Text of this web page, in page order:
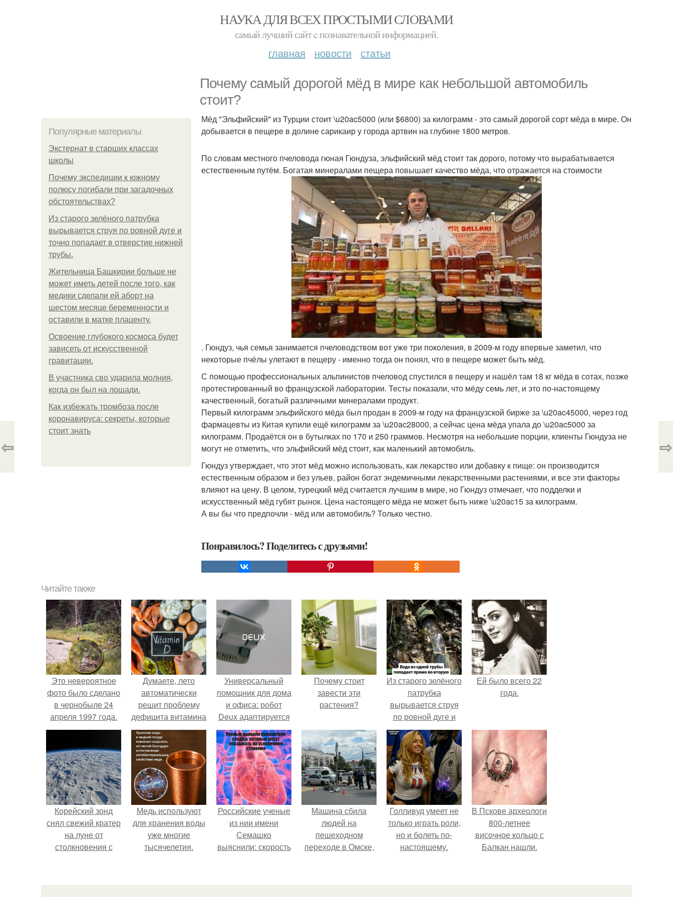
НАУКА ДЛЯ ВСЕХ ПРОСТЫМИ СЛОВАМИ
самый лучший сайт c познавательной информацией.
главная новости статьи
Почему самый дорогой мёд в мире как небольшой автомобиль
стоит?
Популярные материалы
Экстернат в старших классах
школы
Почему экспедиции к южному
полюсу погибали при загадочных
обстоятельствах?
Из старого зелёного патрубка
вырывается струя по ровной дуге и
точно попадает в отверстие нижней
трубы.
Жительница Башкирии больше не
может иметь детей после того, как
медики сделали ей аборт на
шестом месяце беременности и
оставили в матке плаценту.
Освоение глубокого космоса будет
зависеть от искусственной
гравитации.
В участника сво ударила молния,
когда он был на лошади.
Как избежать тромбоза после
коронавируса: секреты, которые
стоит знать
Мёд "Эльфийский" из Турции стоит \u20ac5000 (или $6800) за килограмм - это самый дорогой сорт мёда в мире. Он
добывается в пещере в долине сарикаир у города артвин на глубине 1800 метров.
По словам местного пчеловода гюная Гюндуза, эльфийский мёд стоит так дорого, потому что вырабатывается
естественным путём. Богатая минералами пещера повышает качество мёда, что отражается на стоимости
. Гюндуз, чья семья занимается пчеловодством вот уже три поколения, в 2009-м году впервые заметил, что
некоторые пчёлы улетают в пещеру - именно тогда он понял, что в пещере может быть мёд.
С помощью профессиональных альпинистов пчеловод спустился в пещеру и нашёл там 18 кг мёда в сотах, позже
протестированный во французской лаборатории. Тесты показали, что мёду семь лет, и это по-настоящему
качественный, богатый различными минералами продукт.
Первый килограмм эльфийского мёда был продан в 2009-м году на французской бирже за \u20ac45000, через год
фармацевты из Китая купили ещё килограмм за \u20ac28000, а сейчас цена мёда упала до \u20ac5000 за
килограмм. Продаётся он в бутылках по 170 и 250 граммов. Несмотря на небольшие порции, клиенты Гюндуза не
могут не отметить, что эльфийский мёд стоит, как маленький автомобиль.
Гюндуз утверждает, что этот мёд можно использовать, как лекарство или добавку к пище: он производится
естественным образом и без ульев, район богат эндемичными лекарственными растениями, и все эти факторы
влияют на цену. В целом, турецкий мёд считается лучшим в мире, но Гюндуз отмечает, что подделки и
искусственный мёд губят рынок. Цена настоящего мёда не может быть ниже \u20ac15 за килограмм.
А вы бы что предпочли - мёд или автомобиль? Только честно.
Понравилось? Поделитесь с друзьями!
⇦ ⇨
Читайте также
Это невероятное
фото было сделано
в чернобыле 24
апреля 1997 года.
Думаете, лето
автоматически
решит проблему
дефицита витамина
D?
Универсальный
помощник для дома
и офиса: робот
Deux адаптируется
к разным задачам.
Почему стоит
завести эти
растения?
Из старого зелёного
патрубка
вырывается струя
по ровной дуге и
точно попадает в
отверстие нижней
трубы.
Ей было всего 22
года.
Корейский зонд
снял свежий кратер
на луне от
столкновения с
Медь используют
для хранения воды
уже многие
тысячелетия.
Российские ученые
из нии имени
Семашко
выяснили: скорость
состояния сосудов
Машина сбила
людей на
пешеходном
переходе в Омске,
Голливуд умеет не
только играть роли,
но и болеть по-
настоящему.
В Пскове археологи
800-летнее
височное кольцо с
Балкан нашли.